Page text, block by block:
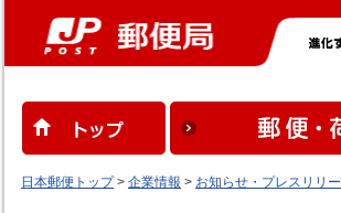
日本郵便トップ> 企業情報 > お知らせ・プレスリリ